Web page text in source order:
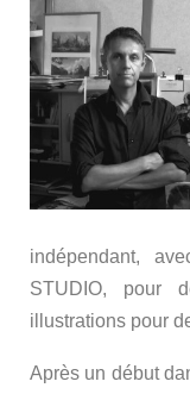
indépendant,
STUDIO, pour
illustrations pour
Après un début